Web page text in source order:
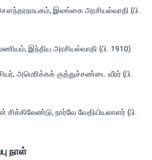
இலங்கை அரசியல்வாதி (பி.
இந்திய அரசியல்வாதி (பி. 1910)
அமெரிக்கக் குத்துச்சண்டை வீரர் (பி.
நார்வே வேதியியலாளர் (பி.
நாள்